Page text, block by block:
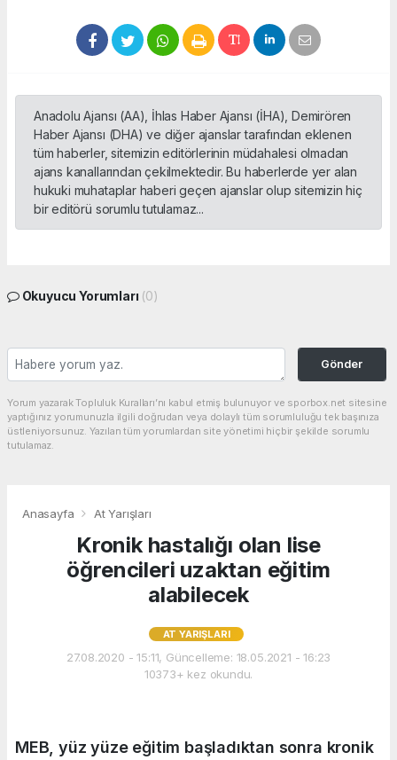
Anadolu Ajansı (AA), İhlas Haber Ajansı (İHA), Demirören
Haber Ajansı (DHA) ve diğer ajanslar tarafından eklenen
tüm haberler, sitemizin editörlerinin müdahalesi olmadan
ajans kanallarından çekilmektedir. Bu haberlerde yer alan
hukuki muhataplar haberi geçen ajanslar olup sitemizin hiç
bir editörü sorumlu tutulamaz...
Okuyucu Yorumları (0)
Gönder
Yorum yazarak Topluluk Kuralları’nı kabul etmiş bulunuyor ve sporbox.net sitesine
yaptığınız yorumunuzla ilgili doğrudan veya dolaylı tüm sorumluluğu tek başınıza
üstleniyorsunuz. Yazılan tüm yorumlardan site yönetimi hiçbir şekilde sorumlu
tutulamaz.
Anasayfa At Yarışları
Kronik hastalığı olan lise
öğrencileri uzaktan eğitim
alabilecek
AT YARIŞLARI
27.08.2020 - 15:11, Güncelleme: 18.05.2021 - 16:23
10373+ kez okundu.
MEB, yüz yüze eğitim başladıktan sonra kronik